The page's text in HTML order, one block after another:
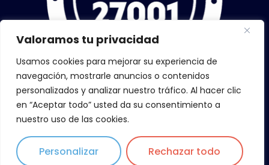
Valoramos tu privacidad
Usamos cookies para mejorar su experiencia de
navegación, mostrarle anuncios o contenidos
personalizados y analizar nuestro tráfico. Al hacer clic
en “Aceptar todo” usted da su consentimiento a
nuestro uso de las cookies.
Personalizar Rechazar todo